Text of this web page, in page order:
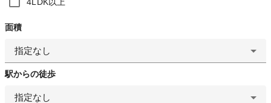
面積
指定なし
駅からの徒歩
指定なし